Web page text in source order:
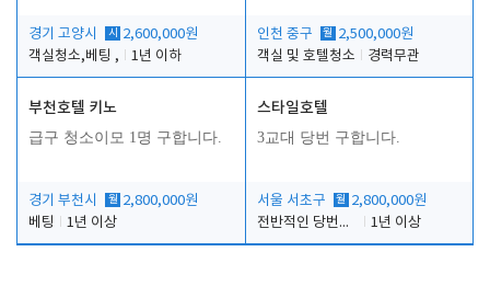
경기 고양시 시
2,600,000원
객실청소,베팅 ,
1년 이하
인천 중구 월 2,500,000원
객실 및 호텔청소
경력무관
부천호텔 키노
급구 청소이모 1명 구합니다.
경기 부천시 월 2,800,000원
베팅
1년 이상
스타일호텔
3교대 당번 구합니다.
서울 서초구 월 2,800,000원
전반적인 당번업무
1년 이상